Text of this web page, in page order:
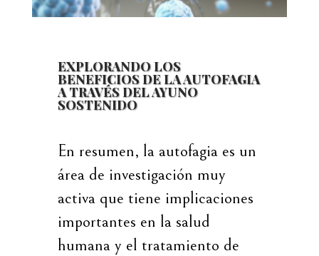
EXPLORANDO LOS
BENEFICIOS DE LA AUTOFAGIA
A TRAVÉS DEL AYUNO
SOSTENIDO
En resumen, la autofagia es un
área de investigación muy
activa que tiene implicaciones
importantes en la salud
humana y el tratamiento de